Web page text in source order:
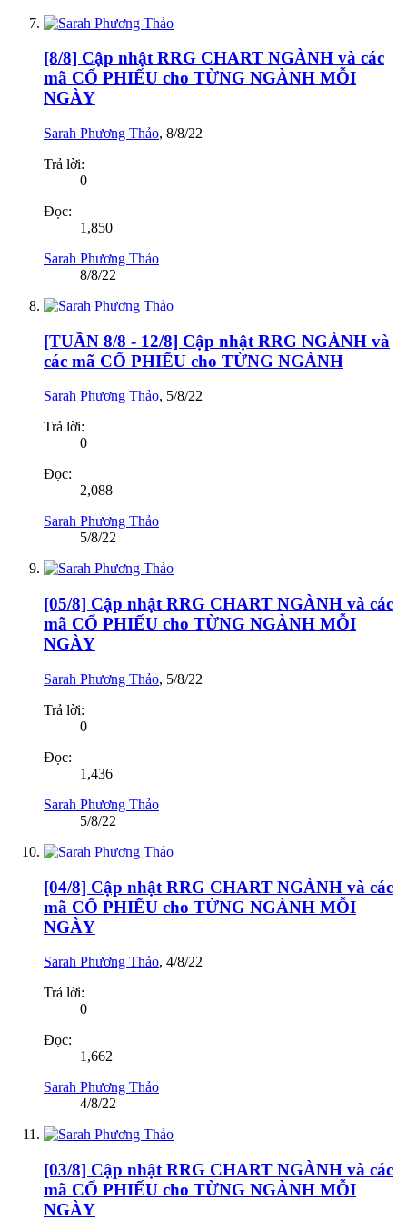
[8/8] Cập nhật RRG CHART NGÀNH và các
mã CỔ PHIẾU cho TỪNG NGÀNH MỖI
NGÀY
Sarah Phương Thảo, 8/8/22
Trả lời:
0
Đọc:
1,850
Sarah Phương Thảo
8/8/22
[TUẦN 8/8 - 12/8] Cập nhật RRG NGÀNH và
các mã CỔ PHIẾU cho TỪNG NGÀNH
Sarah Phương Thảo, 5/8/22
Trả lời:
0
Đọc:
2,088
Sarah Phương Thảo
5/8/22
[05/8] Cập nhật RRG CHART NGÀNH và các
mã CỔ PHIẾU cho TỪNG NGÀNH MỖI
NGÀY
Sarah Phương Thảo, 5/8/22
Trả lời:
0
Đọc:
1,436
Sarah Phương Thảo
5/8/22
[04/8] Cập nhật RRG CHART NGÀNH và các
mã CỔ PHIẾU cho TỪNG NGÀNH MỖI
NGÀY
Sarah Phương Thảo, 4/8/22
Trả lời:
0
Đọc:
1,662
Sarah Phương Thảo
4/8/22
[03/8] Cập nhật RRG CHART NGÀNH và các
mã CỔ PHIẾU cho TỪNG NGÀNH MỖI
NGÀY